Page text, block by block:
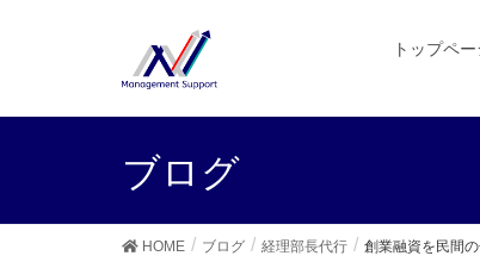
トップペー
ブログ
HOME ブログ 経理部長代行 創業融資を民間